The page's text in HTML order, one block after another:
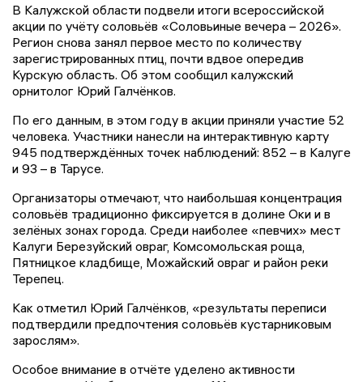
В Калужской области подвели итоги всероссийской
акции по учёту соловьёв «Соловьиные вечера – 2026».
Регион снова занял первое место по количеству
зарегистрированных птиц, почти вдвое опередив
Курскую область. Об этом сообщил калужский
орнитолог Юрий Галчёнков.
По его данным, в этом году в акции приняли участие 52
человека. Участники нанесли на интерактивную карту
945 подтверждённых точек наблюдений: 852 – в Калуге
и 93 – в Тарусе.
Организаторы отмечают, что наибольшая концентрация
соловьёв традиционно фиксируется в долине Оки и в
зелёных зонах города. Среди наиболее «певчих» мест
Калуги Березуйский овраг, Комсомольская роща,
Пятницкое кладбище, Можайский овраг и район реки
Терепец.
Как отметил Юрий Галчёнков, «результаты переписи
подтвердили предпочтения соловьёв кустарниковым
зарослям».
Особое внимание в отчёте уделено активности